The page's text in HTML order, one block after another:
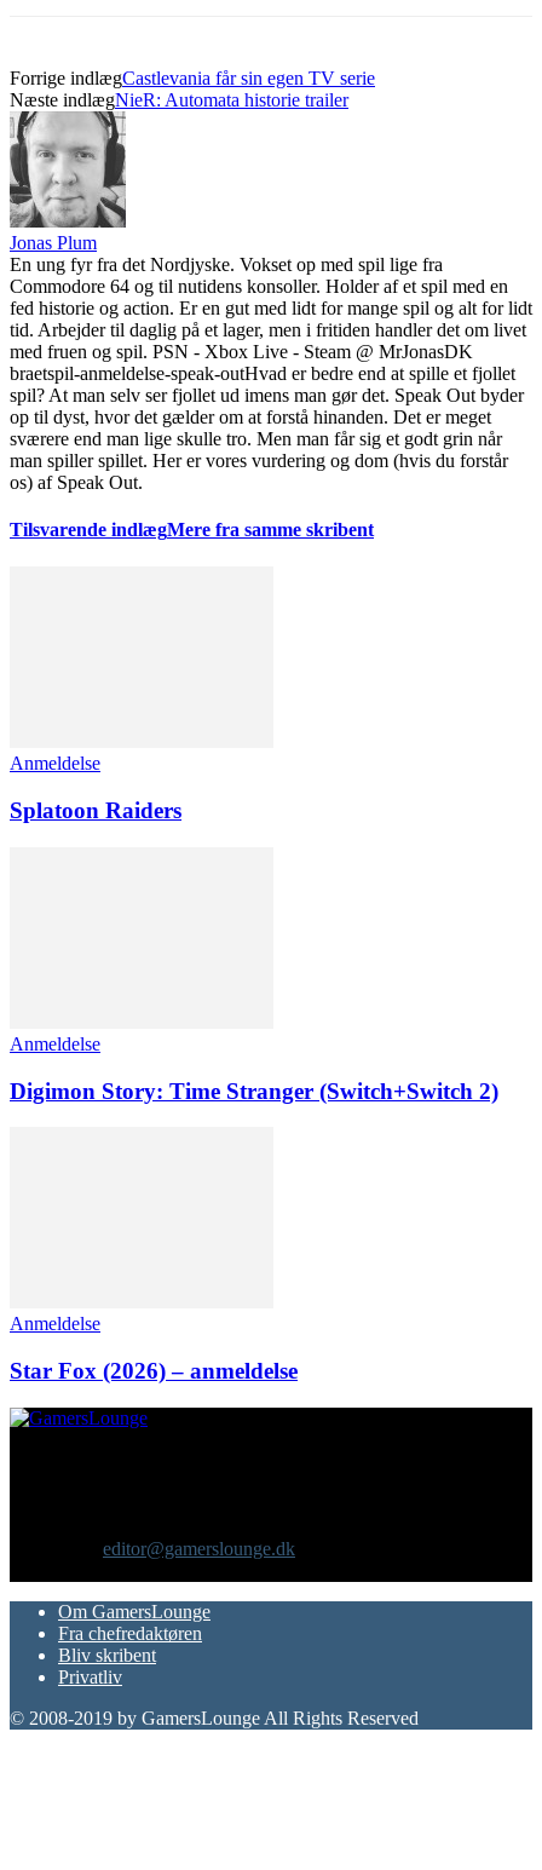
Forrige indlægCastlevania får sin egen TV serie
Næste indlægNieR: Automata historie trailer
Jonas Plum
En ung fyr fra det Nordjyske. Vokset op med spil lige fra
Commodore 64 og til nutidens konsoller. Holder af et spil med en
fed historie og action. Er en gut med lidt for mange spil og alt for lidt
tid. Arbejder til daglig på et lager, men i fritiden handler det om livet
med fruen og spil. PSN - Xbox Live - Steam @ MrJonasDK
braetspil-anmeldelse-speak-outHvad er bedre end at spille et fjollet
spil? At man selv ser fjollet ud imens man gør det. Speak Out byder
op til dyst, hvor det gælder om at forstå hinanden. Det er meget
sværere end man lige skulle tro. Men man får sig et godt grin når
man spiller spillet. Her er vores vurdering og dom (hvis du forstår
os) af Speak Out.
Tilsvarende indlægMere fra samme skribent
Anmeldelse
Splatoon Raiders
Anmeldelse
Digimon Story: Time Stranger (Switch+Switch 2)
Anmeldelse
Star Fox (2026) – anmeldelse
editor@gamerslounge.dk
Om GamersLounge
Fra chefredaktøren
Bliv skribent
Privatliv
© 2008-2019 by GamersLounge All Rights Reserved